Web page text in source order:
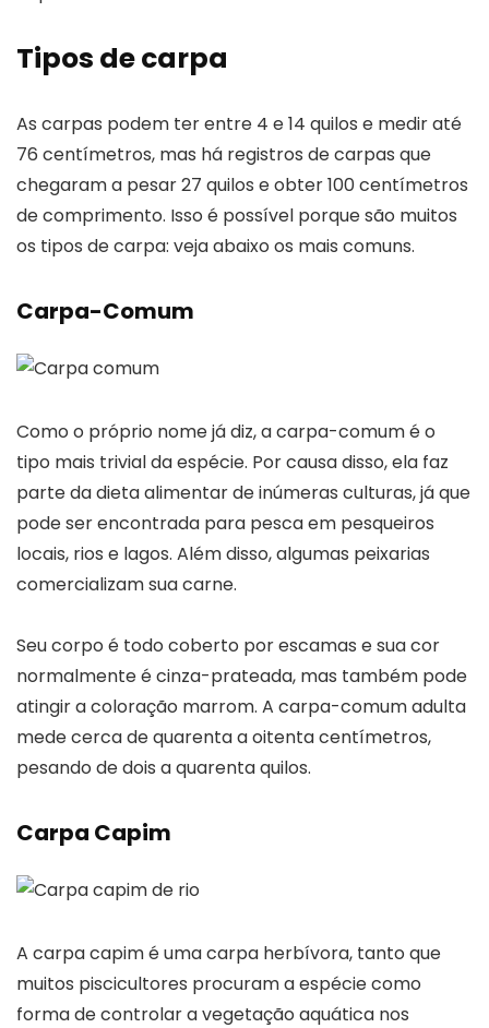
Tipos de carpa
As carpas podem ter entre 4 e 14 quilos e medir até
76 centímetros, mas há registros de carpas que
chegaram a pesar 27 quilos e obter 100 centímetros
de comprimento. Isso é possível porque são muitos
os tipos de carpa: veja abaixo os mais comuns.
Carpa-Comum
Como o próprio nome já diz, a carpa-comum é o
tipo mais trivial da espécie. Por causa disso, ela faz
parte da dieta alimentar de inúmeras culturas, já que
pode ser encontrada para pesca em pesqueiros
locais, rios e lagos. Além disso, algumas peixarias
comercializam sua carne.
Seu corpo é todo coberto por escamas e sua cor
normalmente é cinza-prateada, mas também pode
atingir a coloração marrom. A carpa-comum adulta
mede cerca de quarenta a oitenta centímetros,
pesando de dois a quarenta quilos.
Carpa Capim
A carpa capim é uma carpa herbívora, tanto que
muitos piscicultores procuram a espécie como
forma de controlar a vegetação aquática nos